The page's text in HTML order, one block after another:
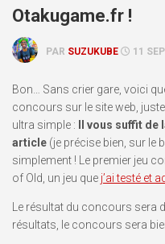
Otakugame.fr !
PAR SUZUKUBE 11
Bon… Sans crier gare, voici
concours sur le site web,
ultra simple :
Il vous suffit
article (je précise bien, sur le
simplement ! Le premier jeu
of Old, un jeu que j’ai testé et
Le résultat du concours sera
résultats, le concours sera